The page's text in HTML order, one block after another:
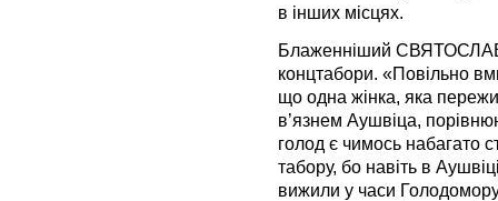
в інших місцях.
Блаженніший
концтабори. «Повільно
що одна жінка, яка
в’язнем Аушвіца,
голод є чимось набагато
табору, бо навіть в
вижили у часи